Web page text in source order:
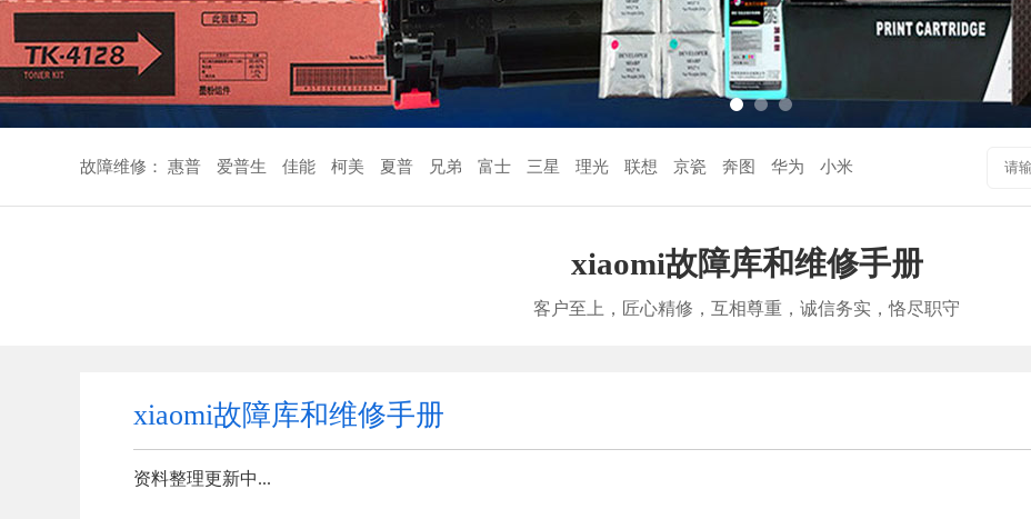
故障维修： 惠普 爱普生 佳能 柯美 夏普 兄弟 富士 三星 理光 联想 京瓷 奔图 华为 小米
xiaomi故障库和维修手册
客户至上，匠心精修，互相尊重，诚信务实，恪尽职守
xiaomi故障库和维修手册
资料整理更新中...